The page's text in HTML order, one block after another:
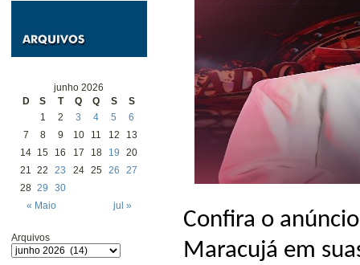
junho 2026
D
S T Q Q S S
« Maio jul »
1 2 3 4 5
6
7
8 9 10 11 12
13
14 15 16 17 18 19
20
21
22 23 24 25 26
27
28 29 30
Arquivos
Confira o
Maracujá em